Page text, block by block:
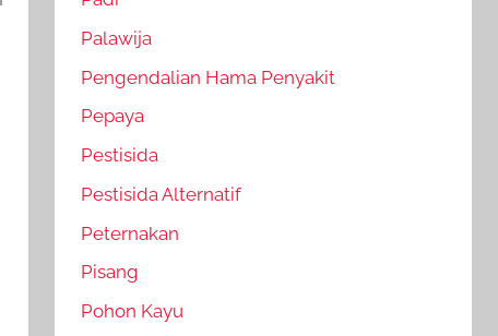
Palawija
Pengendalian Hama Penyakit
Pepaya
Pestisida
Pestisida Alternatif
Peternakan
Pisang
Pohon Kayu